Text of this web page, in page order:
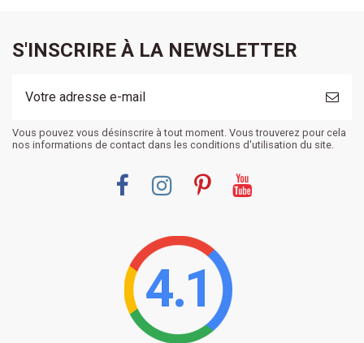
S'INSCRIRE À LA NEWSLETTER
Vous pouvez vous désinscrire à tout moment. Vous trouverez pour cela
nos informations de contact dans les conditions d'utilisation du site.
4.1